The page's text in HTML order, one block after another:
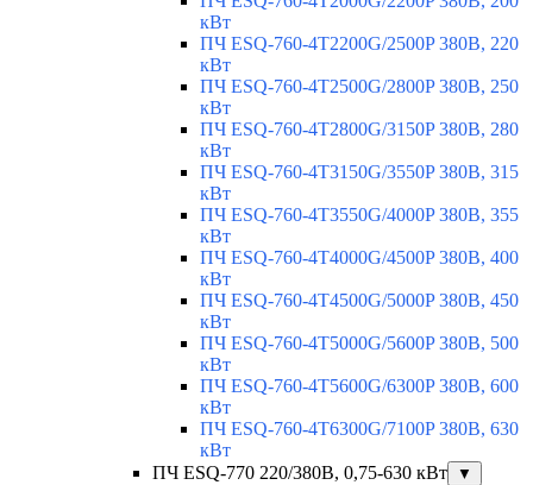
кВт
ПЧ ESQ-760-4T2200G/2500P 380В, 220
кВт
ПЧ ESQ-760-4T2500G/2800P 380В, 250
кВт
ПЧ ESQ-760-4T2800G/3150P 380В, 280
кВт
ПЧ ESQ-760-4T3150G/3550P 380В, 315
кВт
ПЧ ESQ-760-4T3550G/4000P 380В, 355
кВт
ПЧ ESQ-760-4T4000G/4500P 380В, 400
кВт
ПЧ ESQ-760-4T4500G/5000P 380В, 450
кВт
ПЧ ESQ-760-4T5000G/5600P 380В, 500
кВт
ПЧ ESQ-760-4T5600G/6300P 380В, 600
кВт
ПЧ ESQ-760-4T6300G/7100P 380В, 630
кВт
ПЧ ESQ-770 220/380В, 0,75-630 кВт
▼